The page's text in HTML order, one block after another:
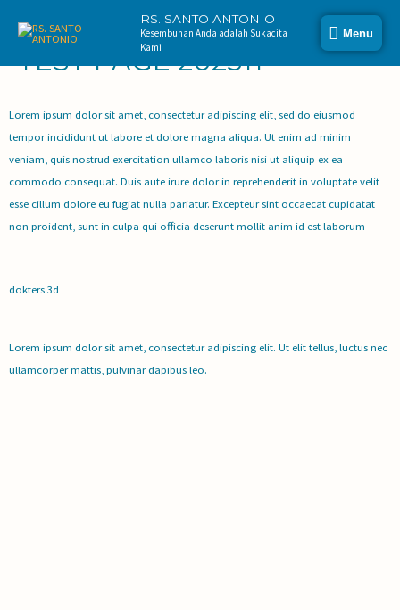
RS. SANTO ANTONIO
Kesembuhan Anda adalah Sukacita
Kami
Menu
TEST PAGE 202511
Lorem ipsum dolor sit amet, consectetur adipiscing elit, sed do eiusmod
tempor incididunt ut labore et dolore magna aliqua. Ut enim ad minim
veniam, quis nostrud exercitation ullamco laboris nisi ut aliquip ex ea
commodo consequat. Duis aute irure dolor in reprehenderit in voluptate velit
esse cillum dolore eu fugiat nulla pariatur. Excepteur sint occaecat cupidatat
non proident, sunt in culpa qui officia deserunt mollit anim id est laborum
dokters 3d
Lorem ipsum dolor sit amet, consectetur adipiscing elit. Ut elit tellus, luctus nec
ullamcorper mattis, pulvinar dapibus leo.